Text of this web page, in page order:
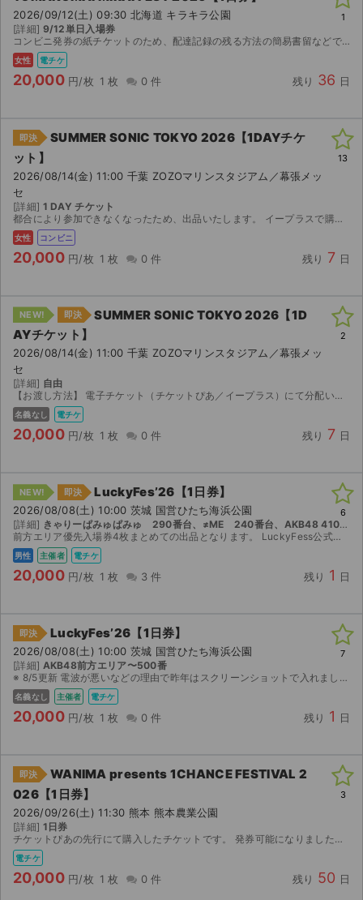
2026/09/12(土) 09:30 北海道 キラキラ公園
[詳細] 9/12単日入場券
コンビニ発券の紙チケットのため、配達記録の残る方法の簡易書留などで郵送します。8/29に発券開始のためその日以降の発送になりますのでご登録の住所間違えないか確認の上ご購入ください。
女性 電チケ
20,000 円/枚 1 枚 0 件 残り 36 日
1
即決
SUMMER SONIC TOKYO 2026【1DAYチケ
ット】
2026/08/14(金) 11:00 千葉 ZOZOマリンスタジアム／幕張メッ
セ
[詳細] 1 DAY チケット
都合により参加できなくなったため、出品いたします。 イープラスで購入したチケットです。 ご入金確認後、8月11日14:00以降にセブンイレブンでの発券番号をお伝えします。 発券の際に店頭発券手数...
女性 コンビニ
20,000 円/枚 1 枚 0 件 残り 7 日
13
NEW! 即決
SUMMER SONIC TOKYO 2026【1D
AYチケット】
2026/08/14(金) 11:00 千葉 ZOZOマリンスタジアム／幕張メッ
セ
[詳細] 自由
【お渡し方法】 電子チケット（チケットぴあ／イープラス）にて分配いたします。 分配可能になり次第、取引連絡にてURLをお送りします。 【注意事項】 公演が中止となった場合のみ、手数料を差し引い...
名義なし 電チケ
20,000 円/枚 1 枚 0 件 残り 7 日
2
NEW! 即決 LuckyFes’26【1日券】
2026/08/08(土) 10:00 茨城 国営ひたち海浜公園
[詳細] きゃりーぱみゅぱみゅ 290番台、≠ME 240番台、AKB48 410番台、新しい学校のリーダーズ 200番台
前方エリア優先入場券4枚まとめての出品となります。 LuckyFess公式アプリの分配にて分配します。
男性 主催者 電チケ
20,000 円/枚 1 枚 3 件 残り 1 日
6
即決 LuckyFes’26【1日券】
2026/08/08(土) 10:00 茨城 国営ひたち海浜公園
[詳細] AKB48前方エリア〜500番
※ 8/5更新 電波が悪いなどの理由で昨年はスクリーンショットで入れましたのでスクリーンショットでチケットをお送りします。 ログイン情報のお渡しなどはできません。 リスクご了承の上ご購入ください...
名義なし 主催者 電チケ
20,000 円/枚 1 枚 0 件 残り 1 日
7
即決
WANIMA presents 1CHANCE FESTIVAL 2
026【1日券】
2026/09/26(土) 11:30 熊本 熊本農業公園
[詳細] 1日券
チケットぴあの先行にて購入したチケットです。 発券可能になりましたらチケットのURLをお知らせします。
電チケ
20,000 円/枚 1 枚 0 件 残り 50 日
3